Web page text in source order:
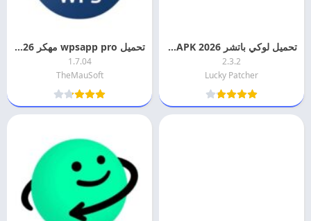
تحميل لوكي باتشر 2026 Lucky Patcher APK اخر اصدار
2.3.2
Lucky Patcher
تحميل wpsapp pro مهكر 2026 اخر تحديث
1.7.04
TheMauSoft